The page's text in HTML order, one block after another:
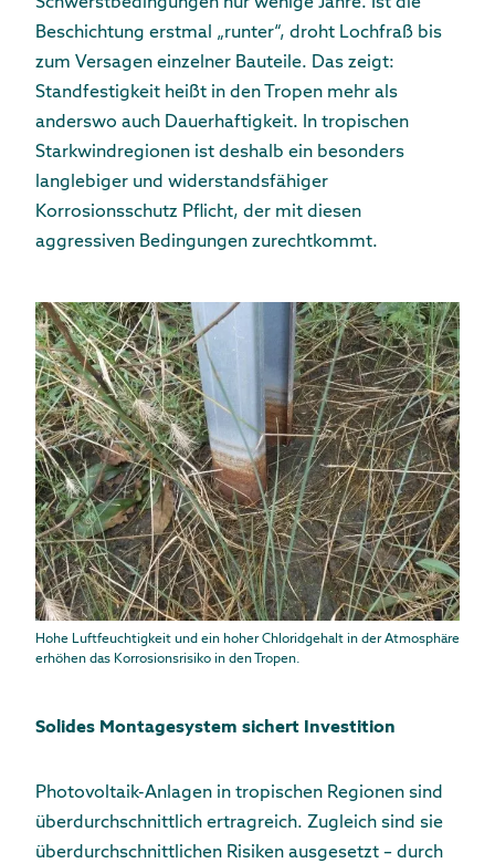
Beschichtung erstmal „runter“, droht Lochfraß bis
zum Versagen einzelner Bauteile. Das zeigt:
Standfestigkeit heißt in den Tropen mehr als
anderswo auch Dauerhaftigkeit. In tropischen
Starkwindregionen ist deshalb ein besonders
langlebiger und widerstandsfähiger
Korrosionsschutz Pflicht, der mit diesen
aggressiven Bedingungen zurechtkommt.
Hohe Luftfeuchtigkeit und ein hoher Chloridgehalt in der Atmosphäre
erhöhen das Korrosionsrisiko in den Tropen.
Solides Montagesystem sichert Investition
Photovoltaik-Anlagen in tropischen Regionen sind
überdurchschnittlich ertragreich. Zugleich sind sie
überdurchschnittlichen Risiken ausgesetzt – durch